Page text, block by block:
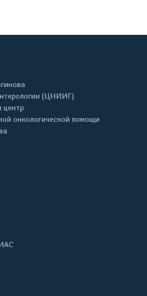
(ЦНИИГ)
центр
онкологической помощи